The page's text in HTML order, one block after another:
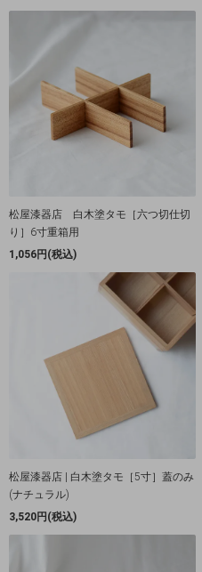
松屋漆器店 白木塗タモ［六つ切仕切
り］6寸重箱用
1,056円(税込)
松屋漆器店 | 白木塗タモ［5寸］蓋のみ
(ナチュラル)
3,520円(税込)